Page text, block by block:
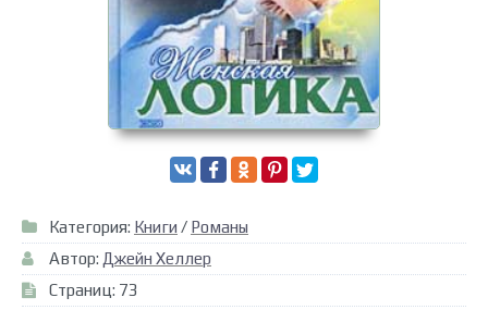
Категория: Книги / Романы
Автор: Джейн Хеллер
Страниц: 73